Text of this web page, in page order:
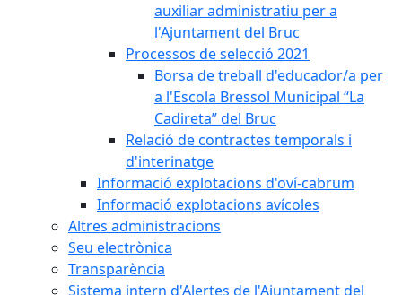
auxiliar administratiu per a
l'Ajuntament del Bruc
Processos de selecció 2021
Borsa de treball d'educador/a per
a l'Escola Bressol Municipal “La
Cadireta” del Bruc
Relació de contractes temporals i
d'interinatge
Informació explotacions d'oví-cabrum
Informació explotacions avícoles
Altres administracions
Seu electrònica
Transparència
Sistema intern d'Alertes de l'Ajuntament del